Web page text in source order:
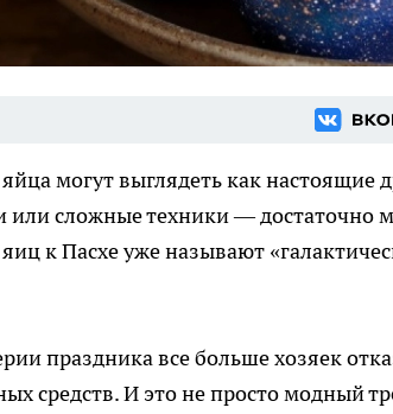
могут выглядеть как настоящие
или сложные техники — достаточно
к Пасхе уже называют
праздника все больше хозяек
средств. И это не просто модный